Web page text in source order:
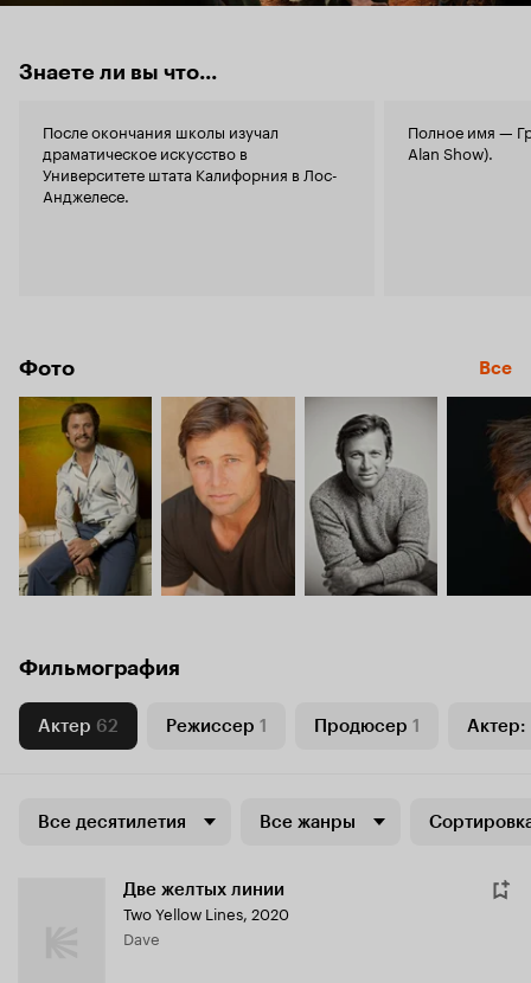
Знаете ли вы что...
После окончания школы изучал
драматическое искусство в
Университете штата Калифорния в Лос-
Анджелесе.
Полное имя —
Alan Show).
Фото Все
Фильмография
Актер 62 Режиссер 1 Продюсер 1 Актер:
Все десятилетия Все жанры
Две желтых линии
Two Yellow Lines, 2020
Dave